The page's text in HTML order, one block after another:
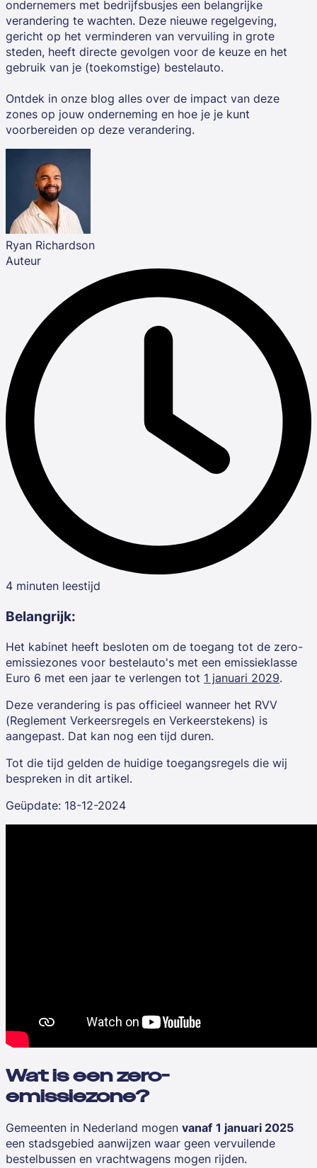
ondernemers met bedrijfsbusjes een belangrijke
verandering te wachten. Deze nieuwe regelgeving,
gericht op het verminderen van vervuiling in grote
steden, heeft directe gevolgen voor de keuze en het
gebruik van je (toekomstige) bestelauto.
Ontdek in onze blog alles over de impact van deze
zones op jouw onderneming en hoe je je kunt
voorbereiden op deze verandering.
Ryan Richardson
Auteur
4 minuten leestijd
Belangrijk:
Het kabinet heeft besloten om de toegang tot de zero-
emissiezones voor bestelauto's met een emissieklasse
Euro 6 met een jaar te verlengen tot 1 januari 2029.
Deze verandering is pas officieel wanneer het RVV
(Reglement Verkeersregels en Verkeerstekens) is
aangepast. Dat kan nog een tijd duren.
Tot die tijd gelden de huidige toegangsregels die wij
bespreken in dit artikel.
Geüpdate: 18-12-2024
Wat is een zero-
emissiezone?
Gemeenten in Nederland mogen vanaf 1 januari 2025
een stadsgebied aanwijzen waar geen vervuilende
bestelbussen en vrachtwagens mogen rijden.